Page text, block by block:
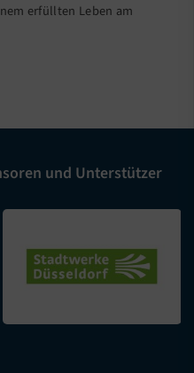
erfüllten Leben am
und Unterstützer